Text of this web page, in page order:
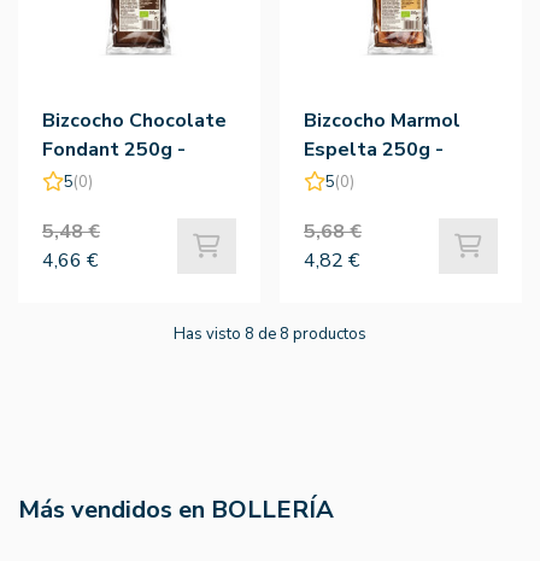
Bizcocho Chocolate
Fondant 250g -
Biocop
5(0)
5,48 €
4,66 €
Bizcocho Marmol
Espelta 250g -
Biocop
5(0)
5,68 €
4,82 €
Has visto 8 de 8 productos
Más vendidos en BOLLERÍA